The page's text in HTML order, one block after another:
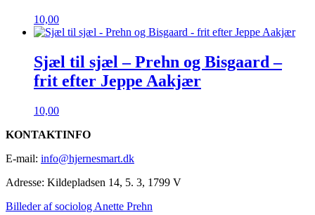
10,00
Sjæl til sjæl – Prehn og Bisgaard –
frit efter Jeppe Aakjær
10,00
KONTAKTINFO
E-mail: info@hjernesmart.dk
Adresse: Kildepladsen 14, 5. 3, 1799 V
Billeder af sociolog Anette Prehn